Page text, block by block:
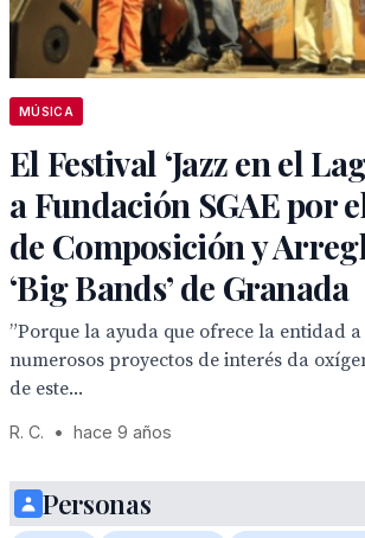
MÚSICA
El Festival ‘Jazz en el
a Fundación SGAE por
de Composición y
‘Big Bands’ de Granada
”Porque la ayuda que ofrece la entidad a
numerosos proyectos de interés da
de este...
R. C. • hace 9 años
Personas